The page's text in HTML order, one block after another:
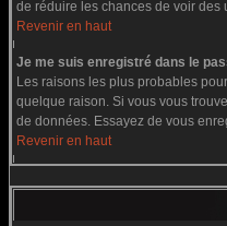
de réduire les chances de voir des
Revenir en haut
Je me suis enregistré dans le
Les raisons les plus probables
quelque raison. Si vous vous
de données. Essayez de vous
Revenir en haut